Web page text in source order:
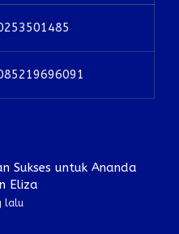
Sukses untuk Ananda
Eliza
lalu